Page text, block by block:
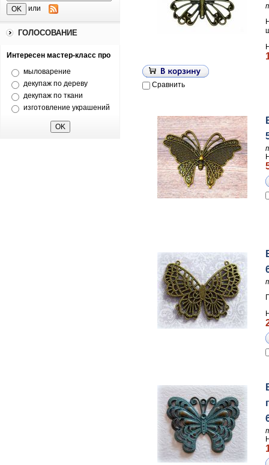
или
ГОЛОСОВАНИЕ
Интересен мастер-класс про
мыловарение
декупаж по дереву
декупаж по ткани
изготовление украшений
Сравнить